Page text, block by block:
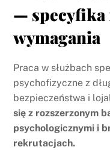
—
wymagania
Praca w służbach
psychofizyczne z
bezpieczeństwa i
się z rozszerzonym
psychologicznymi i
rekrutacjach.